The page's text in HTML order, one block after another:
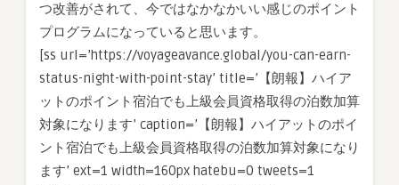
つ改善がされて、今ではなかなかいい感じのポイント
プログラムになっていると思います。
[ss url=’https://voyageavance.global/you-can-earn-
status-night-with-point-stay’ title=’【朗報】ハイア
ットのポイント宿泊でも上級会員資格取得の泊数加算
対象になります’ caption=’【朗報】ハイアットのポイ
ント宿泊でも上級会員資格取得の泊数加算対象になり
ます’ ext=1 width=160px hatebu=0 tweets=1